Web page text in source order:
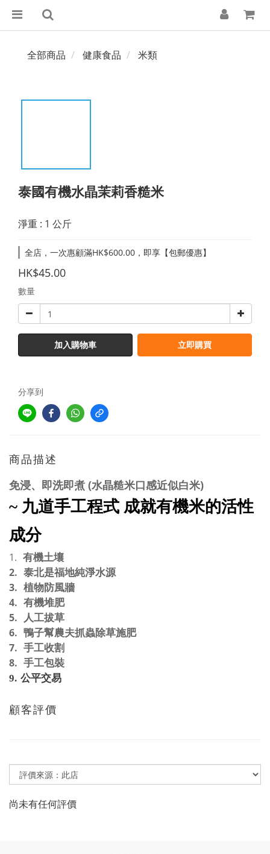
全部商品 健康食品 米類
泰國有機水晶茉莉香糙米
淨重 : 1 公斤
全店，一次惠顧滿HK$600.00，即享【包郵優惠】
HK$45.00
數量
加入購物車 立即購買
分享到
商品描述
免浸、即洗即煮 (水晶糙米口感近似白米)
~ 九道手工程式 成就有機米的活性
成分
1. 有機土壤
2. 泰北是福地純淨水源
3. 植物防風牆
4. 有機堆肥
5. 人工拔草
6. 鴨子幫農夫抓蟲除草施肥
7. 手工收割
8. 手工包裝
9. 公平交易
顧客評價
尚未有任何評價